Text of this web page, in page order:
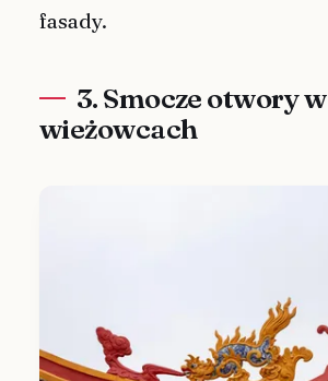
fasady.
3. Smocze otwory w
wieżowcach